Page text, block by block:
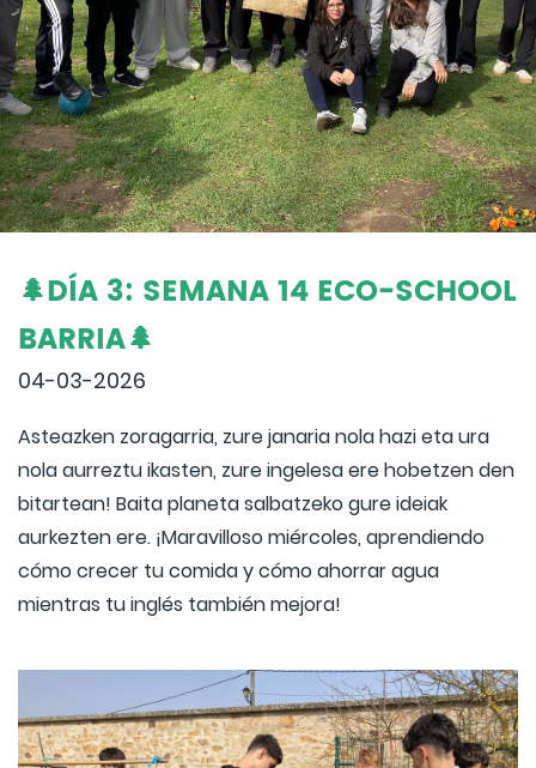
🌲DÍA 3: SEMANA 14 ECO-SCHOOL
BARRIA🌲
04-03-2026
Asteazken zoragarria, zure janaria nola hazi eta ura
nola aurreztu ikasten, zure ingelesa ere hobetzen den
bitartean! Baita planeta salbatzeko gure ideiak
aurkezten ere. ¡Maravilloso miércoles, aprendiendo
cómo crecer tu comida y cómo ahorrar agua
mientras tu inglés también mejora!